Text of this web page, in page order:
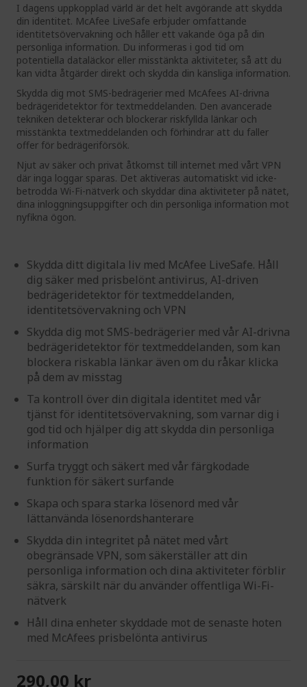
I dagens uppkopplad värld är det helt avgörande att skydda
din identitet. McAfee LiveSafe erbjuder omfattande
identitetsövervakning och håller ett vakande öga på din
personliga information. Du informeras i god tid om
potentiella dataläckor eller misstänkta aktiviteter, så att du
kan vidta åtgärder direkt och skydda din känsliga information.
Skydda dig mot SMS-bedrägerier med McAfees AI-drivna
bedrägeridetektor för textmeddelanden. Den avancerade
tekniken detekterar och blockerar riskfyllda länkar och
misstänkta textmeddelanden och förhindrar att du faller
offer för bedrägeriförsök.
Njut av säker och privat åtkomst till internet med vårt VPN
där inga loggar sparas. Det aktiveras automatiskt vid icke-
betrodda Wi-Fi-nätverk och skyddar dina aktiviteter på nätet,
dina inloggningsuppgifter och din personliga information mot
nyfikna ögon.
Skydda ditt digitala liv med McAfee LiveSafe. Håll
dig säker med prisbelönt antivirus, AI-driven
bedrägeridetektor för textmeddelanden,
identitetsövervakning och VPN
Skydda dig mot SMS-bedrägerier med vår AI-drivna
bedrägeridetektor för textmeddelanden, som kan
blockera riskabla länkar även om du råkar klicka
på dem av misstag
Ta kontroll över din digitala identitet med vår
tjänst för identitetsövervakning, som varnar dig i
god tid och hjälper dig att skydda din personliga
information
Surfa tryggt och säkert med vår färgkodade
funktion för säkert surfande
Skapa och spara starka lösenord med vår
lättanvända lösenordshanterare
Skydda din integritet på nätet med vårt
obegränsade VPN, som säkerställer att din
personliga information och dina aktiviteter förblir
säkra, särskilt när du använder offentliga Wi-Fi-
nätverk
Håll dina enheter skyddade mot de senaste hoten
med McAfees prisbelönta antivirus
290,00 kr